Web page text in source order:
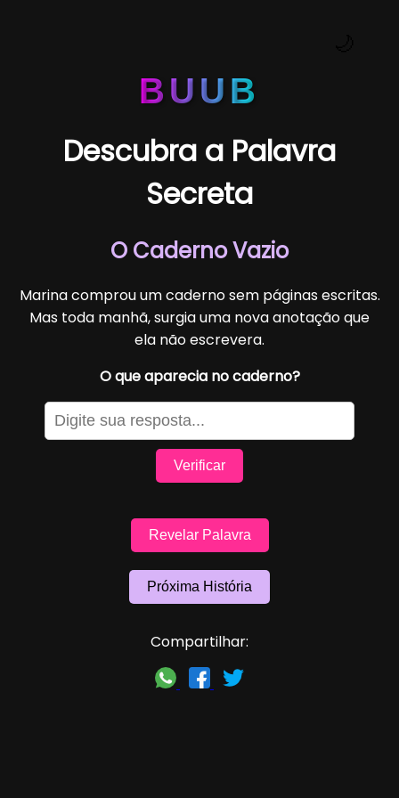
BUUB
Descubra a Palavra
Secreta
O Caderno Vazio
Marina comprou um caderno sem páginas escritas.
Mas toda manhã, surgia uma nova anotação que
ela não escrevera.
O que aparecia no caderno?
Verificar
Revelar Palavra
Próxima História
Compartilhar: